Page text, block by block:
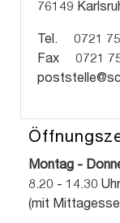
76149
Tel. 0721
Fax 0721
Montag -
8.20 - 14.30
(mit